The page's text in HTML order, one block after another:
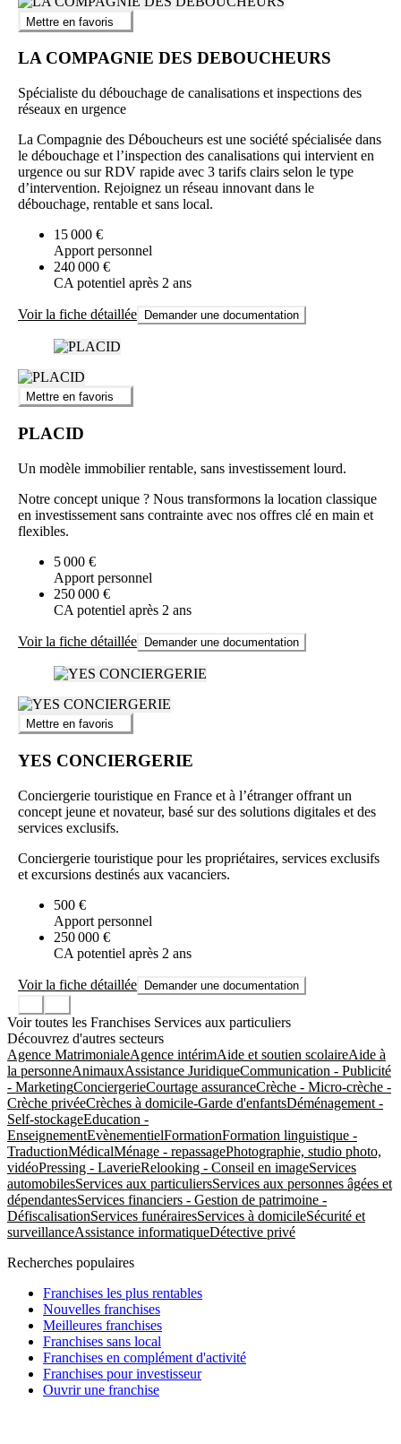
Mettre en favoris
LA COMPAGNIE DES DEBOUCHEURS
Spécialiste du débouchage de canalisations et inspections des
réseaux en urgence
La Compagnie des Déboucheurs est une société spécialisée dans
le débouchage et l’inspection des canalisations qui intervient en
urgence ou sur RDV rapide avec 3 tarifs clairs selon le type
d’intervention. Rejoignez un réseau innovant dans le
débouchage, rentable et sans local.
15 000 €
Apport personnel
240 000 €
CA potentiel après 2 ans
Voir la fiche détaillée Demander une documentation
Mettre en favoris
PLACID
Un modèle immobilier rentable, sans investissement lourd.
Notre concept unique ? Nous transformons la location classique
en investissement sans contrainte avec nos offres clé en main et
flexibles.
5 000 €
Apport personnel
250 000 €
CA potentiel après 2 ans
Voir la fiche détaillée Demander une documentation
Mettre en favoris
YES CONCIERGERIE
Conciergerie touristique en France et à l’étranger offrant un
concept jeune et novateur, basé sur des solutions digitales et des
services exclusifs.
Conciergerie touristique pour les propriétaires, services exclusifs
et excursions destinés aux vacanciers.
500 €
Apport personnel
250 000 €
CA potentiel après 2 ans
Voir la fiche détaillée Demander une documentation
Voir toutes les Franchises Services aux particuliers
Découvrez d'autres secteurs
Agence MatrimonialeAgence intérimAide et soutien scolaireAide à
la personneAnimauxAssistance JuridiqueCommunication - Publicité
- MarketingConciergerieCourtage assuranceCrèche - Micro-crèche -
Crèche privéeCrèches à domicile-Garde d'enfantsDéménagement -
Self-stockageEducation -
EnseignementEvènementielFormationFormation linguistique -
TraductionMédicalMénage - repassagePhotographie, studio photo,
vidéoPressing - LaverieRelooking - Conseil en imageServices
automobilesServices aux particuliersServices aux personnes âgées et
dépendantesServices financiers - Gestion de patrimoine -
DéfiscalisationServices funérairesServices à domicileSécurité et
surveillanceAssistance informatiqueDétective privé
Recherches populaires
Franchises les plus rentables
Nouvelles franchises
Meilleures franchises
Franchises sans local
Franchises en complément d'activité
Franchises pour investisseur
Ouvrir une franchise